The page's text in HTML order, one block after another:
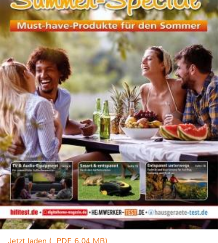
Jetzt laden (, PDF, 6.04 MB)